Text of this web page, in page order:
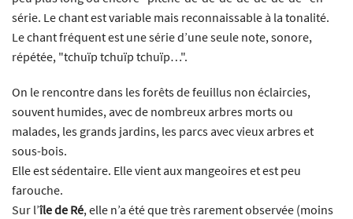
série. Le chant est variable mais reconnaissable à la tonalité.
Le chant fréquent est une série d’une seule note, sonore,
répétée, "tchuïp tchuïp tchuïp…".
On le rencontre dans les forêts de feuillus non éclaircies,
souvent humides, avec de nombreux arbres morts ou
malades, les grands jardins, les parcs avec vieux arbres et
sous-bois.
Elle est sédentaire. Elle vient aux mangeoires et est peu
farouche.
Sur l’île de Ré, elle n’a été que très rarement observée (moins